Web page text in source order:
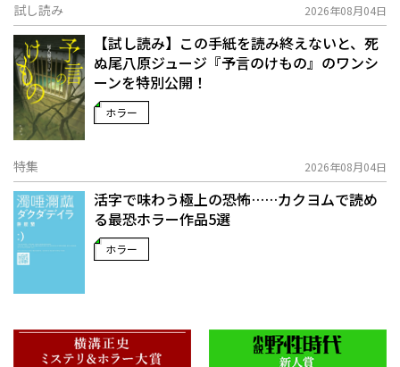
試し読み 2026年08月04日
【試し読み】この手紙を読み終えないと、死
ぬ――尾八原ジュージ『予言のけもの』のワンシ
ーンを特別公開！
ホラー
特集 2026年08月04日
活字で味わう極上の恐怖……カクヨムで読め
る最恐ホラー作品5選
ホラー